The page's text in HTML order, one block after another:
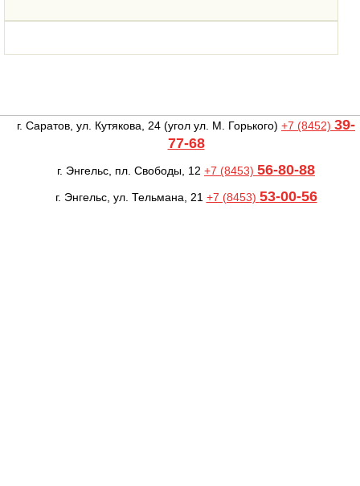
г. Саратов, ул. Кутякова, 24 (угол ул. М. Горького) +7 (8452) 39-
77-68
г. Энгельс, пл. Свободы, 12 +7 (8453) 56-80-88
г. Энгельс, ул. Тельмана, 21 +7 (8453) 53-00-56